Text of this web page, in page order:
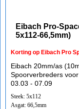
Eibach Pro-
5x112-66,5mm)
Korting op Eibach Pro
Eibach 20mm/as
Spoorverbreders
03.03 - 07.09
Steek: 5x112
Asgat: 66,5mm